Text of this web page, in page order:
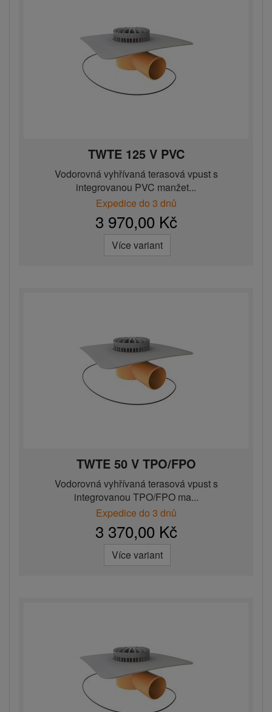
TWTE 125 V PVC
Vodorovná vyhřívaná terasová vpust s
integrovanou PVC manžet...
Expedice do 3 dnů
3 970,00 Kč
Více variant
TWTE 50 V TPO/FPO
Vodorovná vyhřívaná terasová vpust s
integrovanou TPO/FPO ma...
Expedice do 3 dnů
3 370,00 Kč
Více variant